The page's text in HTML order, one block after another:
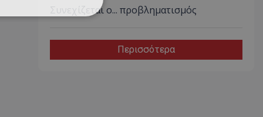
Συνεχίζεται ο... προβληματισμός
Περισσότερα